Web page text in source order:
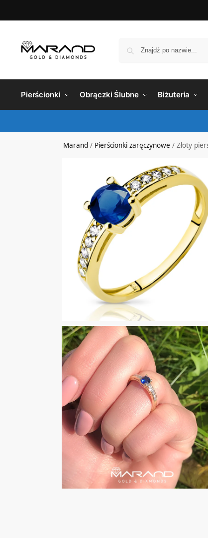
Pierścionki Obrączki Ślubne Biżuteria
Marand / Pierścionki zaręczynowe /Złoty